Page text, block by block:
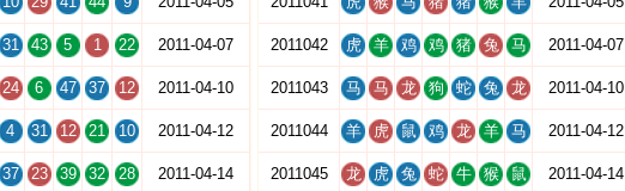
31 43 5 1 22 2011-04-07
24 6 47 37 12 2011-04-10
4 31 12 21 10 2011-04-12
37 23 39 32 28 2011-04-14
2011042 虎 羊 鸡 鸡 猪 兔 马 2011-04-07
2011043 马 马 龙 狗 蛇 兔 龙 2011-04-10
2011044 羊 虎 鼠 鸡 龙 羊 马 2011-04-12
2011045 龙 虎 兔 蛇 牛 猴 鼠 2011-04-14